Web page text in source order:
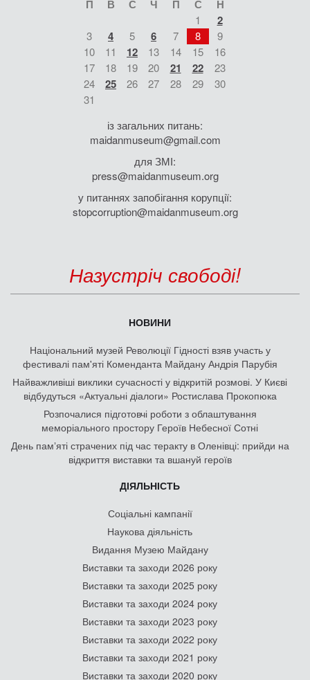
П В С Ч П С Н
1 2
3 4 5 6 7 8
9
10
11 12 13 14 15
16
17
18 19 20 21 22
23
24
25 26 27 28 29
30
31
із загальних питань:
maidanmuseum@gmail.com
для ЗМІ:
press@maidanmuseum.org
у питаннях запобігання корупції:
stopcorruption@maidanmuseum.org
Назустріч свободі!
НОВИНИ
Національний музей Революції Гідності взяв участь у
фестивалі пам'яті Коменданта Майдану Андрія Парубія
Найважливіші виклики сучасності у відкритій розмові. У Києві
відбудуться «Актуальні діалоги» Ростислава Прокопюка
Розпочалися підготовчі роботи з облаштування
меморіального простору Героїв Небесної Сотні
День памʼяті страчених під час теракту в Оленівці: прийди на
відкриття виставки та вшануй героїв
ДІЯЛЬНІСТЬ
Соціальні кампанії
Наукова діяльність
Видання Музею Майдану
Виставки та заходи 2026 року
Виставки та заходи 2025 року
Виставки та заходи 2024 року
Виставки та заходи 2023 року
Виставки та заходи 2022 року
Виставки та заходи 2021 року
Виставки та заходи 2020 року